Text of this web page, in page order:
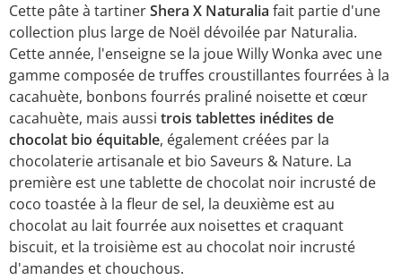
Cette pâte à tartinerShera X Naturalia fait partie d'une
collection plus large de Noël dévoilée par Naturalia.
Cette année, l'enseigne se la joue Willy Wonka avec une
gamme composée de truffes croustillantes fourrées à la
cacahuète, bonbons fourrés praliné noisette et cœur
cacahuète, mais aussi trois tablettes inédites de
chocolat bio équitable, également créées par la
chocolaterie artisanale et bio Saveurs & Nature. La
première est une tablette de chocolat noir incrusté de
coco toastée à la fleur de sel, la deuxième est au
chocolat au lait fourrée aux noisettes et craquant
biscuit, et la troisième est au chocolat noir incrusté
d'amandes et chouchous.